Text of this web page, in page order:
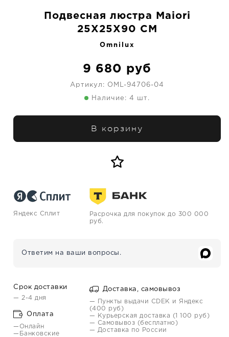
Подвесная люстра Maiori
25X25X90 CM
Omnilux
9 680 руб
Артикул: OML-94706-04
Наличие: 4 шт.
В корзину
Яндекс Сплит
Расрочка для покупок до 300 000
руб.
Ответим на ваши вопросы.
Срок доставки
— 2-4 дня
Оплата
—Онлайн
—Банковские
Доставка, самовывоз
— Пункты выдачи CDEK и Яндекс
(400 руб)
— Курьерская доставка (1 100 руб)
— Самовывоз (бесплатно)
— Доставка по России